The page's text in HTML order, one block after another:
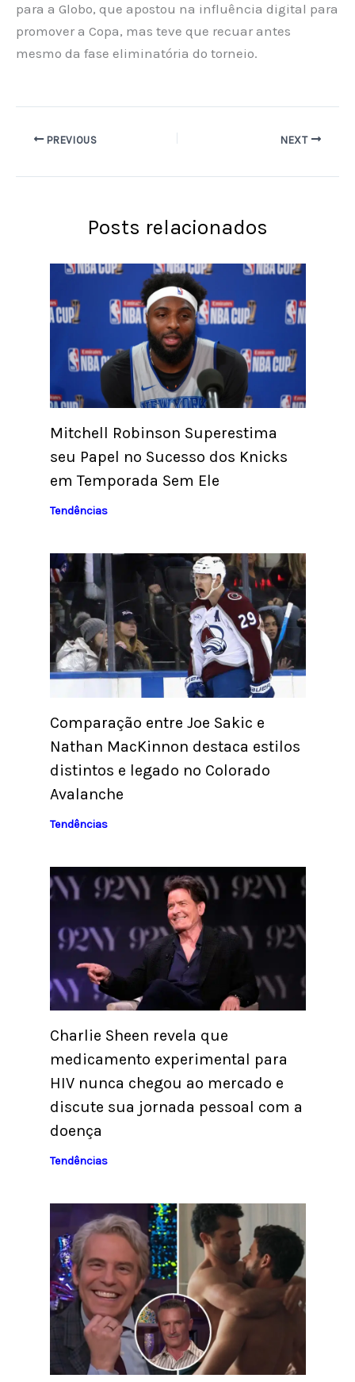
para a Globo, que apostou na influência digital para
promover a Copa, mas teve que recuar antes
mesmo da fase eliminatória do torneio.
PREVIOUS NEXT
Posts relacionados
Mitchell Robinson Superestima
seu Papel no Sucesso dos Knicks
em Temporada Sem Ele
Tendências
Comparação entre Joe Sakic e
Nathan MacKinnon destaca estilos
distintos e legado no Colorado
Avalanche
Tendências
Charlie Sheen revela que
medicamento experimental para
HIV nunca chegou ao mercado e
discute sua jornada pessoal com a
doença
Tendências